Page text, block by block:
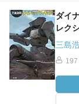
ダイ
レク
三島
197